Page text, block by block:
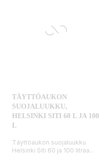
TÄYTTÖAUKON
SUOJALUUKKU,
HELSINKI SITI 60 L JA 100
L
Täyttöaukon suojaluukku
Helsinki Siti 60 ja 100 litraa...